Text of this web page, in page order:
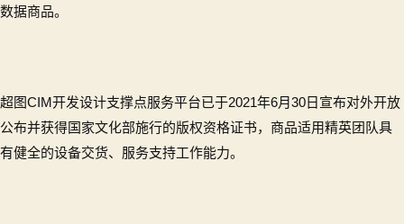
数据商品。
超图CIM开发设计支撑点服务平台已于2021年6月30日宣布对外开放
公布并获得国家文化部施行的版权资格证书，商品适用精英团队具
有健全的设备交货、服务支持工作能力。